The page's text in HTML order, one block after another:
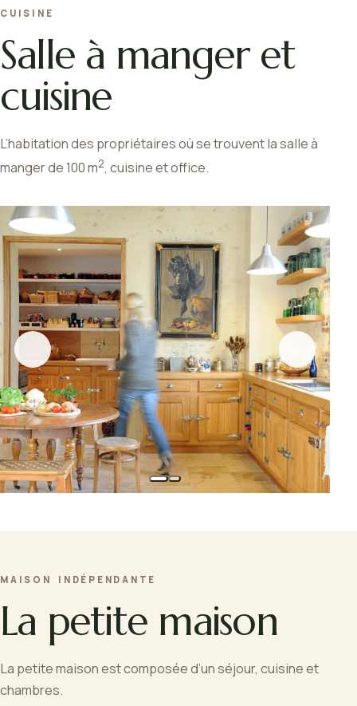
CUISINE
Salle à manger et
cuisine
L’habitation des propriétaires où se trouvent la salle à
manger de 100 m2, cuisine et office.
MAISON INDÉPENDANTE
La petite maison
La petite maison est composée d’un séjour, cuisine et
chambres.